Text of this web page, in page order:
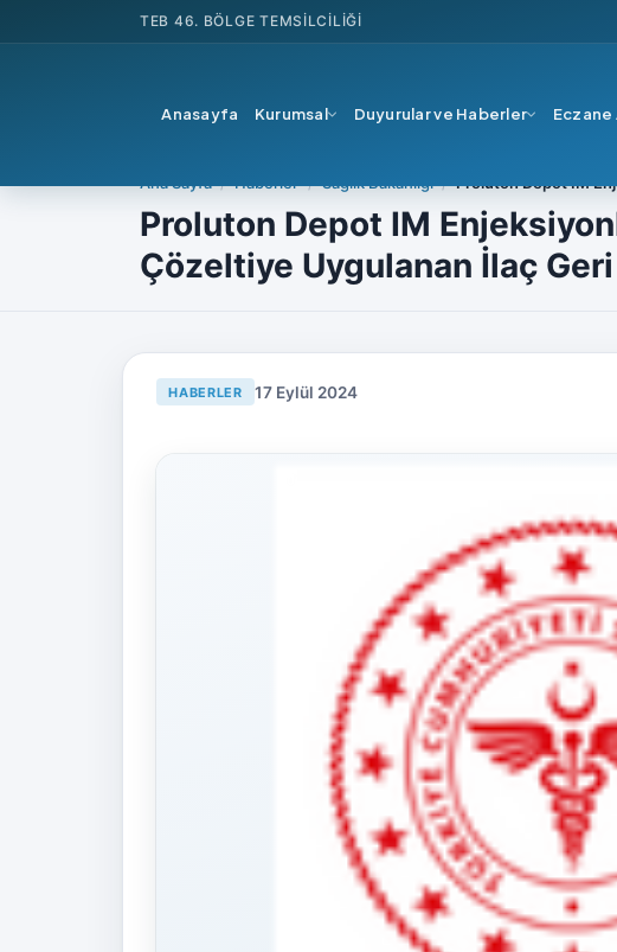
TEB 46. BÖLGE TEMSILCILIĞI
Anasayfa Kurumsal Duyurular ve Haberler
Ana Sayfa Haberler Sağlık Bakanlığı Proluton Depot IM
Proluton Depot IM
Çözeltiye Uygulanan İlaç
HABERLER 17 Eylül 2024